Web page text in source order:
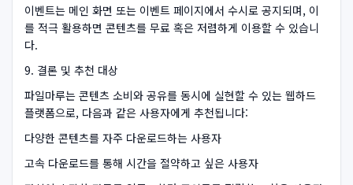
이벤트는 메인 화면 또는 이벤트 페이지에서 수시로 공지되며, 이
를 적극 활용하면 콘텐츠를 무료 혹은 저렴하게 이용할 수 있습니
다.
9. 결론 및 추천 대상
파일마루는 콘텐츠 소비와 공유를 동시에 실현할 수 있는 웹하드
플랫폼으로, 다음과 같은 사용자에게 추천됩니다:
다양한 콘텐츠를 자주 다운로드하는 사용자
고속 다운로드를 통해 시간을 절약하고 싶은 사용자